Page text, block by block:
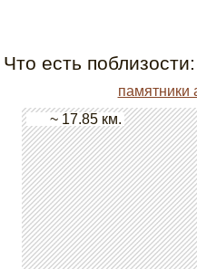
Что есть поблизости:
памятники
~ 17.85 км.